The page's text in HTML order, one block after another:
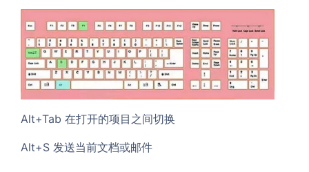
Alt+Tab 在打开的项目之间切换
Alt+S 发送当前文档或邮件